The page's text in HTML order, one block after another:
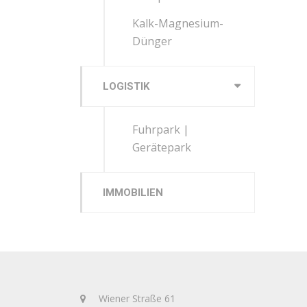
Kalk-Magnesium-
Dünger
LOGISTIK
Fuhrpark |
Gerätepark
IMMOBILIEN
Wiener Straße 61